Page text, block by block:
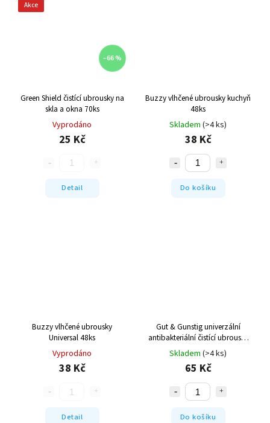
Akce
–66 %
Green Shield čistící ubrousky na
skla a okna 70ks
Vyprodáno
25 Kč
Detail
Buzzy vlhčené ubrousky kuchyň
48ks
Skladem (>4 ks)
38 Kč
Do košíku
Buzzy vlhčené ubrousky
Universal 48ks
Vyprodáno
38 Kč
Detail
Gut & Gunstig univerzální
antibakteriální čistící ubrousky
80 ks
Skladem (>4 ks)
65 Kč
Do košíku